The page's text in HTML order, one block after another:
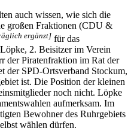
auch wissen, wie sich die
großen Fraktionen (CDU &
ergänzt] für das
2. Beisitzer im Verein
der Piratenfraktion im Rat der
der SPD-Ortsverband Stockum,
ist. Die Position der kleinen
noch nicht. Löpke
aufmerksam. Im
Bewohner des Ruhrgebiets
wählen dürfen.